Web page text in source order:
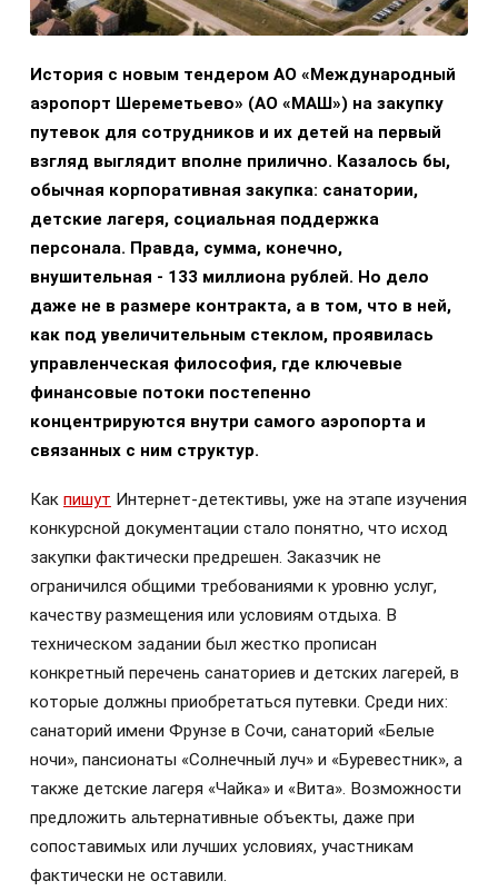
История с новым тендером АО «Международный
аэропорт Шереметьево» (АО «МАШ») на закупку
путевок для сотрудников и их детей на первый
взгляд выглядит вполне прилично. Казалось бы,
обычная корпоративная закупка: санатории,
детские лагеря, социальная поддержка
персонала. Правда, сумма, конечно,
внушительная - 133 миллиона рублей. Но дело
даже не в размере контракта, а в том, что в ней,
как под увеличительным стеклом, проявилась
управленческая философия, где ключевые
финансовые потоки постепенно
концентрируются внутри самого аэропорта и
связанных с ним структур.
Как пишут Интернет-детективы, уже на этапе изучения
конкурсной документации стало понятно, что исход
закупки фактически предрешен. Заказчик не
ограничился общими требованиями к уровню услуг,
качеству размещения или условиям отдыха. В
техническом задании был жестко прописан
конкретный перечень санаториев и детских лагерей, в
которые должны приобретаться путевки. Среди них:
санаторий имени Фрунзе в Сочи, санаторий «Белые
ночи», пансионаты «Солнечный луч» и «Буревестник», а
также детские лагеря «Чайка» и «Вита». Возможности
предложить альтернативные объекты, даже при
сопоставимых или лучших условиях, участникам
фактически не оставили.